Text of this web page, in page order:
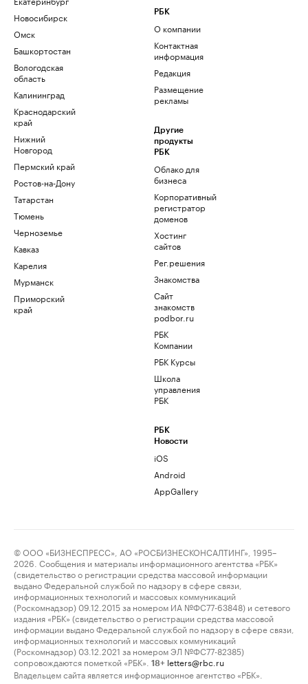
Новосибирск
Омск
Башкортостан
Вологодская
область
Калининград
Краснодарский
край
Нижний
Новгород
Пермский край
Ростов-на-Дону
Татарстан
Тюмень
Черноземье
Кавказ
Карелия
Мурманск
Приморский
край
РБК
О компании
Контактная
информация
Редакция
Размещение
рекламы
Другие
продукты
РБК
Облако для
бизнеса
Корпоративный
регистратор
доменов
Хостинг
сайтов
Рег.решения
Знакомства
Сайт
знакомств
podbor.ru
РБК
Компании
РБК Курсы
Школа
управления
РБК
РБК
Новости
iOS
Android
AppGallery
© ООО «БИЗНЕСПРЕСС», АО «РОСБИЗНЕСКОНСАЛТИНГ», 1995–
2026. Сообщения и материалы информационного агентства «РБК»
(свидетельство о регистрации средства массовой информации
выдано Федеральной службой по надзору в сфере связи,
информационных технологий и массовых коммуникаций
(Роскомнадзор) 09.12.2015 за номером ИА №ФС77-63848) и сетевого
издания «РБК» (свидетельство о регистрации средства массовой
информации выдано Федеральной службой по надзору в сфере связи,
информационных технологий и массовых коммуникаций
(Роскомнадзор) 03.12.2021 за номером ЭЛ №ФС77-82385)
сопровождаются пометкой «РБК».
18+ letters@rbc.ru
Владельцем сайта является информационное агентство «РБК».